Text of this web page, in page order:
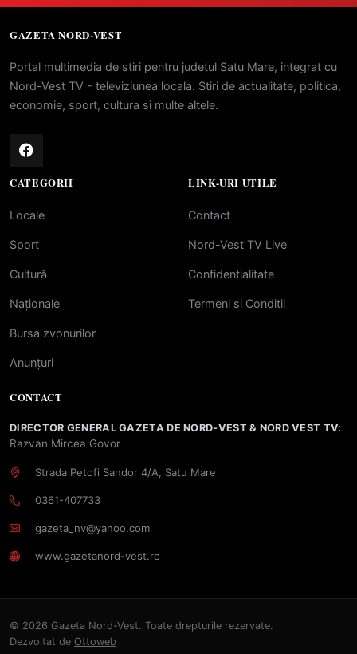
GAZETA NORD-VEST
Portal multimedia de stiri pentru judetul Satu Mare, integrat cu
Nord-Vest TV - televiziunea locala. Stiri de actualitate, politica,
economie, sport, cultura si multe altele.
CATEGORII
Locale
Sport
Cultură
Naționale
Bursa zvonurilor
Anunțuri
LINK-URI UTILE
Contact
Nord-Vest TV Live
Confidentialitate
Termeni si Conditii
CONTACT
DIRECTOR GENERAL GAZETA DE NORD-VEST & NORD VEST TV:
Razvan Mircea Govor
Strada Petofi Sandor 4/A, Satu Mare
0361-407733
gazeta_nv@yahoo.com
www.gazetanord-vest.ro
© 2026 Gazeta Nord-Vest. Toate drepturile rezervate.
Dezvoltat de Ottoweb